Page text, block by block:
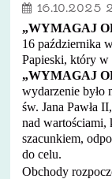
16.10.2025
„WYMAGAJ
16 października
Papieski, który w
„WYMAGAJ
wydarzenie było
św. Jana Pawła
nad wartościami,
szacunkiem,
do celu.
Obchody